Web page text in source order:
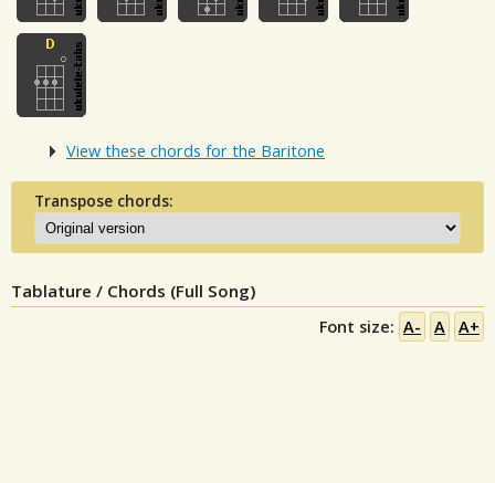
View these chords for the Baritone
Transpose chords:
Tablature / Chords (Full Song)
Font size: A- A A+